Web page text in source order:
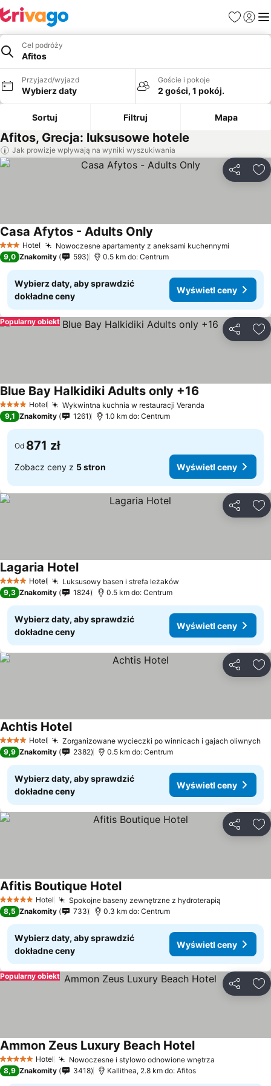
Ulubione
Cel podróży
Afitos
Przyjazd/wyjazd
Wybierz daty
Goście i pokoje
2 gości, 1 pokój.
Sortuj Filtruj Mapa
Afitos, Grecja: luksusowe hotele
Jak prowizje wpływają na wyniki wyszukiwania
3 Kategoria
Hotel Nowoczesne apartamenty z aneksami kuchennymi
Casa Afytos - Adults Only
9,0 Znakomity 593 0.5 km do: Centrum
Wybierz daty, aby sprawdzić
dokładne ceny
Wyświetl ceny
Popularny obiekt
4 KategoriaHotel Wykwintna kuchnia w restauracji Veranda
Blue Bay Halkidiki Adults only +16
9,1 Znakomity 1261 1.0 km do: Centrum
Od 871 zł
Zobacz ceny z 5 stron Wyświetl ceny
4 KategoriaHotel Luksusowy basen i strefa leżaków
Lagaria Hotel
9,3 Znakomity 1824 0.5 km do: Centrum
Wybierz daty, aby sprawdzić
dokładne ceny
Wyświetl ceny
4 KategoriaHotel Zorganizowane wycieczki po winnicach i gajach oliwnych
Achtis Hotel
9,9 Znakomity 2382 0.5 km do: Centrum
Wybierz daty, aby sprawdzić
dokładne ceny
Wyświetl ceny
5 KategoriaHotel Spokojne baseny zewnętrzne z hydroterapią
Afitis Boutique Hotel
8,5 Znakomity 733 0.3 km do: Centrum
Wybierz daty, aby sprawdzić
dokładne ceny
Wyświetl ceny
Popularny obiekt
5 KategoriaHotel Nowoczesne i stylowo odnowione wnętrza
Ammon Zeus Luxury Beach Hotel
8,9 Znakomity 3418 Kallithea, 2.8 km do: Afitos